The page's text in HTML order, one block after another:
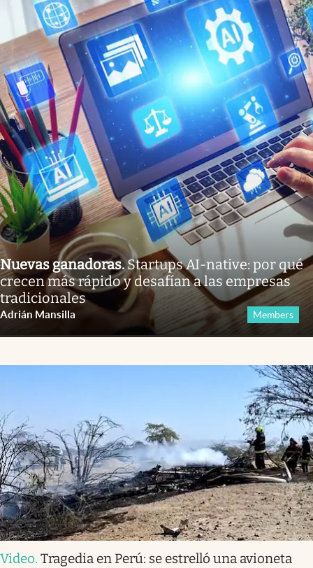
Nuevas ganadoras.Startups AI-native: por qué
crecen más rápido y desafían a las empresas
tradicionales
Adrián Mansilla Members
Video. Tragedia en Perú: se estrelló una avioneta